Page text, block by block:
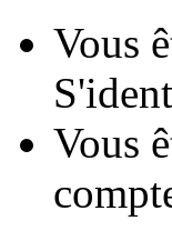
Vous
Vous